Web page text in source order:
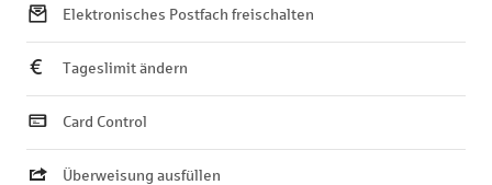
Elektronisches Postfach freischalten
Tageslimit ändern
Card Control
Überweisung ausfüllen